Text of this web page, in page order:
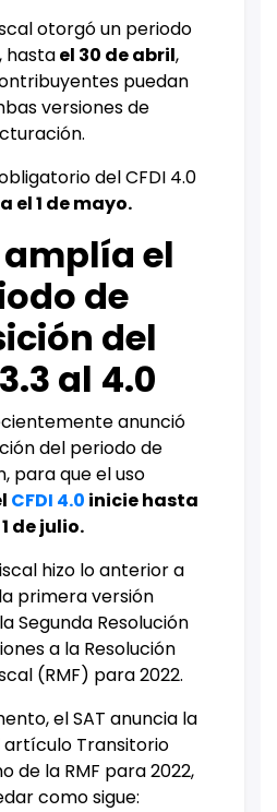
otorgó un periodo
hastael 30 de abril,
puedan
versiones de
del CFDI 4.0
el 1 de mayo.
amplía el
de
del
al 4.0
anunció
del periodo de
para que el uso
CFDI 4.0 inicie hasta
de julio.
hizo lo anterior a
primera versión
Segunda Resolución
a la Resolución
(RMF) para 2022.
el SAT anuncia la
Transitorio
de la RMF para 2022,
como sigue: